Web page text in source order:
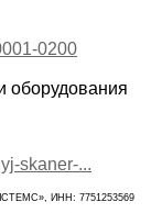
0200
оборудования
skaner-...
ИНН: 7751253569